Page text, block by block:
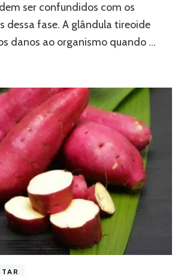
ser confundidos com os
dessa fase. A glândula tireoide
danos ao organismo quando …